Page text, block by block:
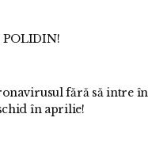
POLIDIN!
fără să intre în
în aprilie!